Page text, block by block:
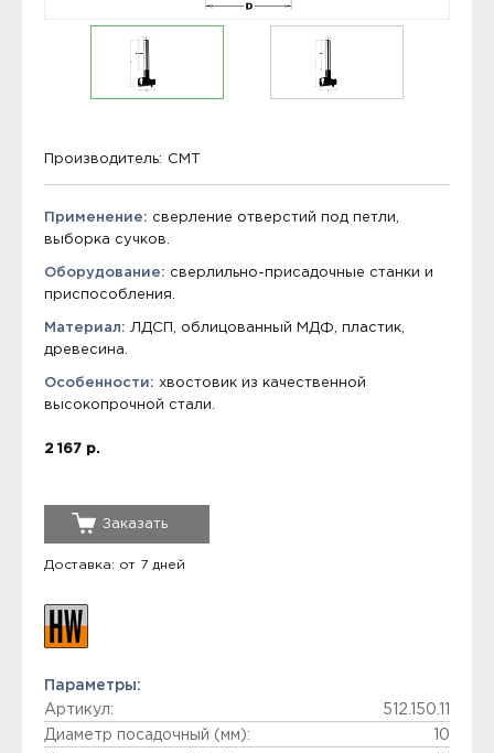
Производитель: CMT
Применение: сверление отверстий под петли,
выборка сучков.
Оборудование: сверлильно-присадочные станки и
приспособления.
Материал: ЛДСП, облицованный МДФ, пластик,
древесина.
Особенности: хвостовик из качественной
высокопрочной стали.
2 167 р.
Заказать
Доставка: от 7 дней
Параметры:
Артикул:
512.150.11
Диаметр посадочный (мм):
10